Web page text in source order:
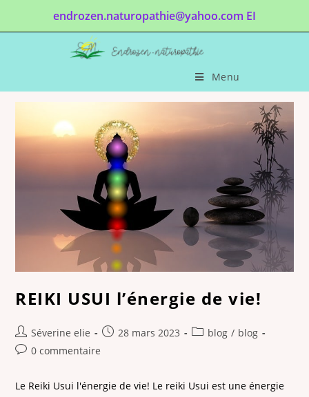
endrozen.naturopathie@yahoo.com EI
Menu
REIKI USUI l’énergie de vie!
Séverine elie 28 mars 2023 blog / blog
0 commentaire
Le Reiki Usui l'énergie de vie! Le reiki Usui est une énergie